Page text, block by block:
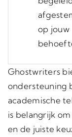
op jouw
Ghostwriters
ondersteuning
academische
is belangrijk
en de juiste